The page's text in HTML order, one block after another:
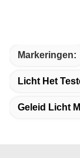
Markeringen:
Licht Het
Geleid Licht